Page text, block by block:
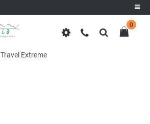
Реєстрація
0
Travel Extreme